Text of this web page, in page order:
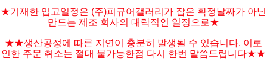
★기재한 입고일정은 (주)피규어갤러리가 잡은 확정날짜가 아닌
만드는 제조 회사의 대락적인 일정으로★
★★생산공정에 따른 지연이 충분히 발생될 수 있습니다. 이로
인한 주문 취소는 절대 불가능한점 다시 한번 말씀드립니다★★